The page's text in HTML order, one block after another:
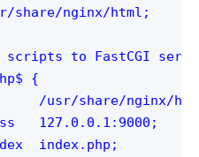
share/nginx/html;
scripts to FastCGI
{
/usr/share/nginx/
127.0.0.1:9000;
index.php;